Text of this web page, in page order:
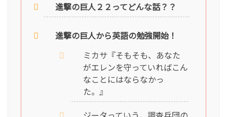
進撃の巨人２２ってどんな話？？
進撃の巨人から英語の勉強開始！
ミカサ『そもそも、あなた
がエレンを守っていればこん
なことにはならなかっ
た。』